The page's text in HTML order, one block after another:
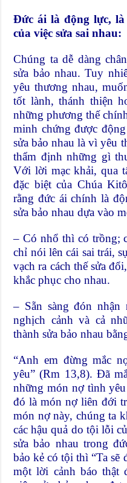
Đức ái là động lực,
của việc sửa sai nhau:
Chúng ta dễ dàng
sửa bảo nhau. Tuy
yêu thương nhau,
tốt lành, thánh thiện
những phương thế
minh chứng được
sửa bảo nhau là vì yêu
thẩm định những gì
Với lời mạc khải, qua
đặc biệt của Chúa
rằng đức ái chính là
sửa bảo nhau dựa vào
– Có nhổ thì có trồng;
chỉ nói lên cái sai trái,
vạch ra cách thế sửa
khắc phục cho nhau.
– Sẵn sàng đón nhận
nghịch cảnh và cả
thành sửa bảo nhau
“Anh em đừng mắc
yêu” (Rm 13,8). Đã
những món nợ tình
đó là món nợ liên đới
món nợ này, chúng ta
các hậu quả do tội lỗi
sửa bảo nhau trong
bảo kẻ có tội thì “Ta sẽ
một lời cảnh báo thật